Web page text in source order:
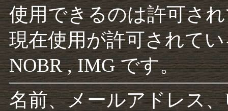
使用できるのは許可さ
現在使用が許可されて
NOBR , IMG です。
名前、メールアドレス